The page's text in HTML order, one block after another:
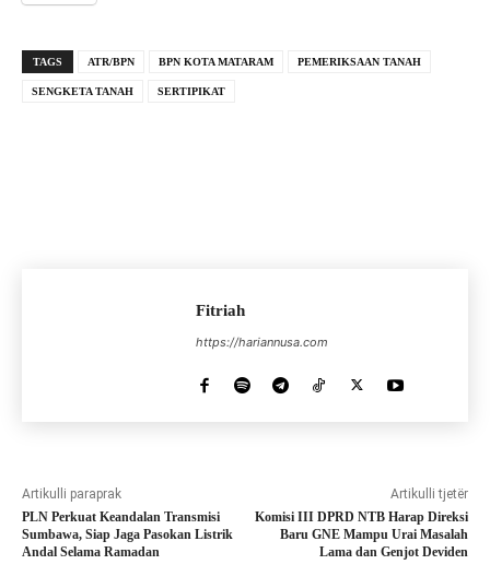
TAGS ATR/BPN BPN KOTA MATARAM PEMERIKSAAN TANAH
SENGKETA TANAH SERTIPIKAT
Fitriah
https://hariannusa.com
Artikulli paraprak
PLN Perkuat Keandalan Transmisi
Sumbawa, Siap Jaga Pasokan Listrik
Andal Selama Ramadan
Artikulli tjetër
Komisi III DPRD NTB Harap Direksi
Baru GNE Mampu Urai Masalah
Lama dan Genjot Deviden